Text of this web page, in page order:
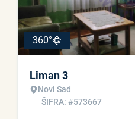
360°
Liman 3
Novi Sad
ŠIFRA: #573667